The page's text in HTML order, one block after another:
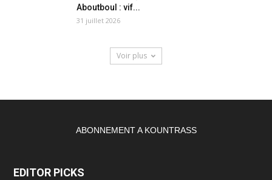
Aboutboul : vif...
31 juillet 2026
Voir plus
ABONNEMENT A KOUNTRASS
EDITOR PICKS